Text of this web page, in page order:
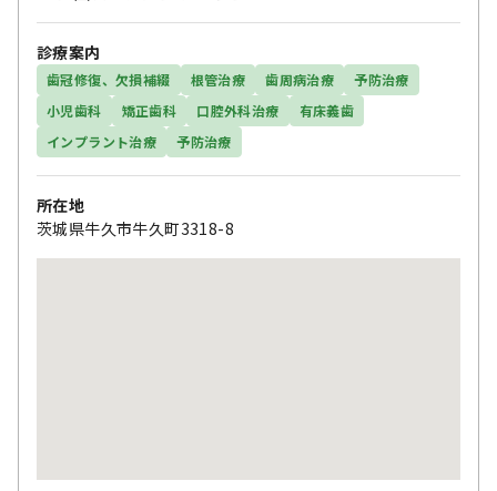
診療案内
歯冠修復、欠損補綴 根管治療 歯周病治療
予防治療
小児歯科
矯正歯科 口腔外科治療
有床義歯
インプラント治療
予防治療
所在地
茨城県牛久市牛久町3318-8